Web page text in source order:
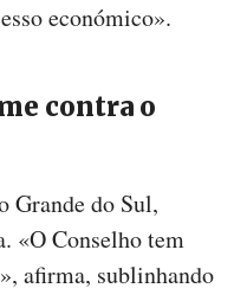
económico».
contra o
Grande do Sul,
«O Conselho tem
afirma, sublinhando